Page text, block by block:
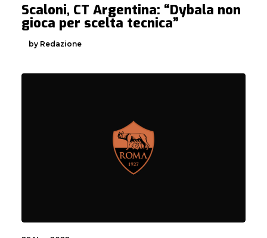
Scaloni, CT Argentina: “Dybala non
gioca per scelta tecnica”
by Redazione